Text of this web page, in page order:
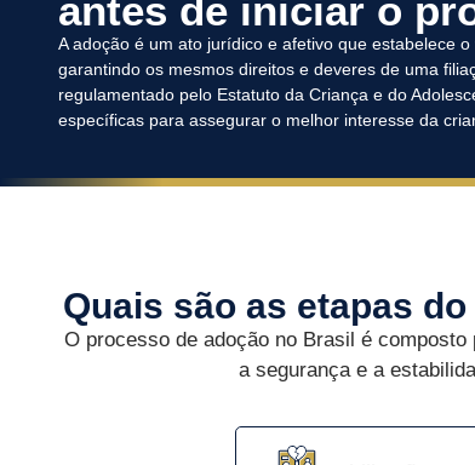
antes de iniciar o
A adoção é um ato jurídico e afetivo que estabelece
garantindo os mesmos direitos e deveres de uma
regulamentado pelo Estatuto da Criança e do
específicas para assegurar o melhor interesse da
Quais são as etapas
O processo de adoção no Brasil é
a segurança e a